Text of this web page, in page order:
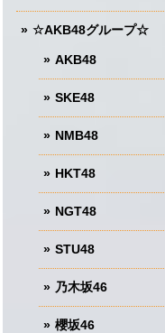
☆AKB48グループ☆
AKB48
SKE48
NMB48
HKT48
NGT48
STU48
乃木坂46
櫻坂46